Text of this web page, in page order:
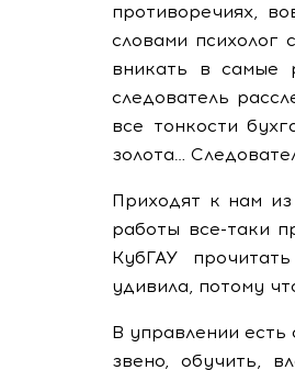
противоречиях,
словами психолог
вникать в самые
следователь
все тонкости
золота…
Приходят к нам
работы все-таки
КубГАУ
удивила, потому
В управлении
звено, обучить,